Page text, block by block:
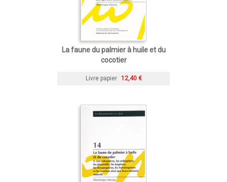
La faune du palmier à huile et du
cocotier
Livre papier 12,40 €